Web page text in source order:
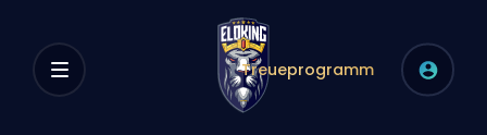
Treueprogramm